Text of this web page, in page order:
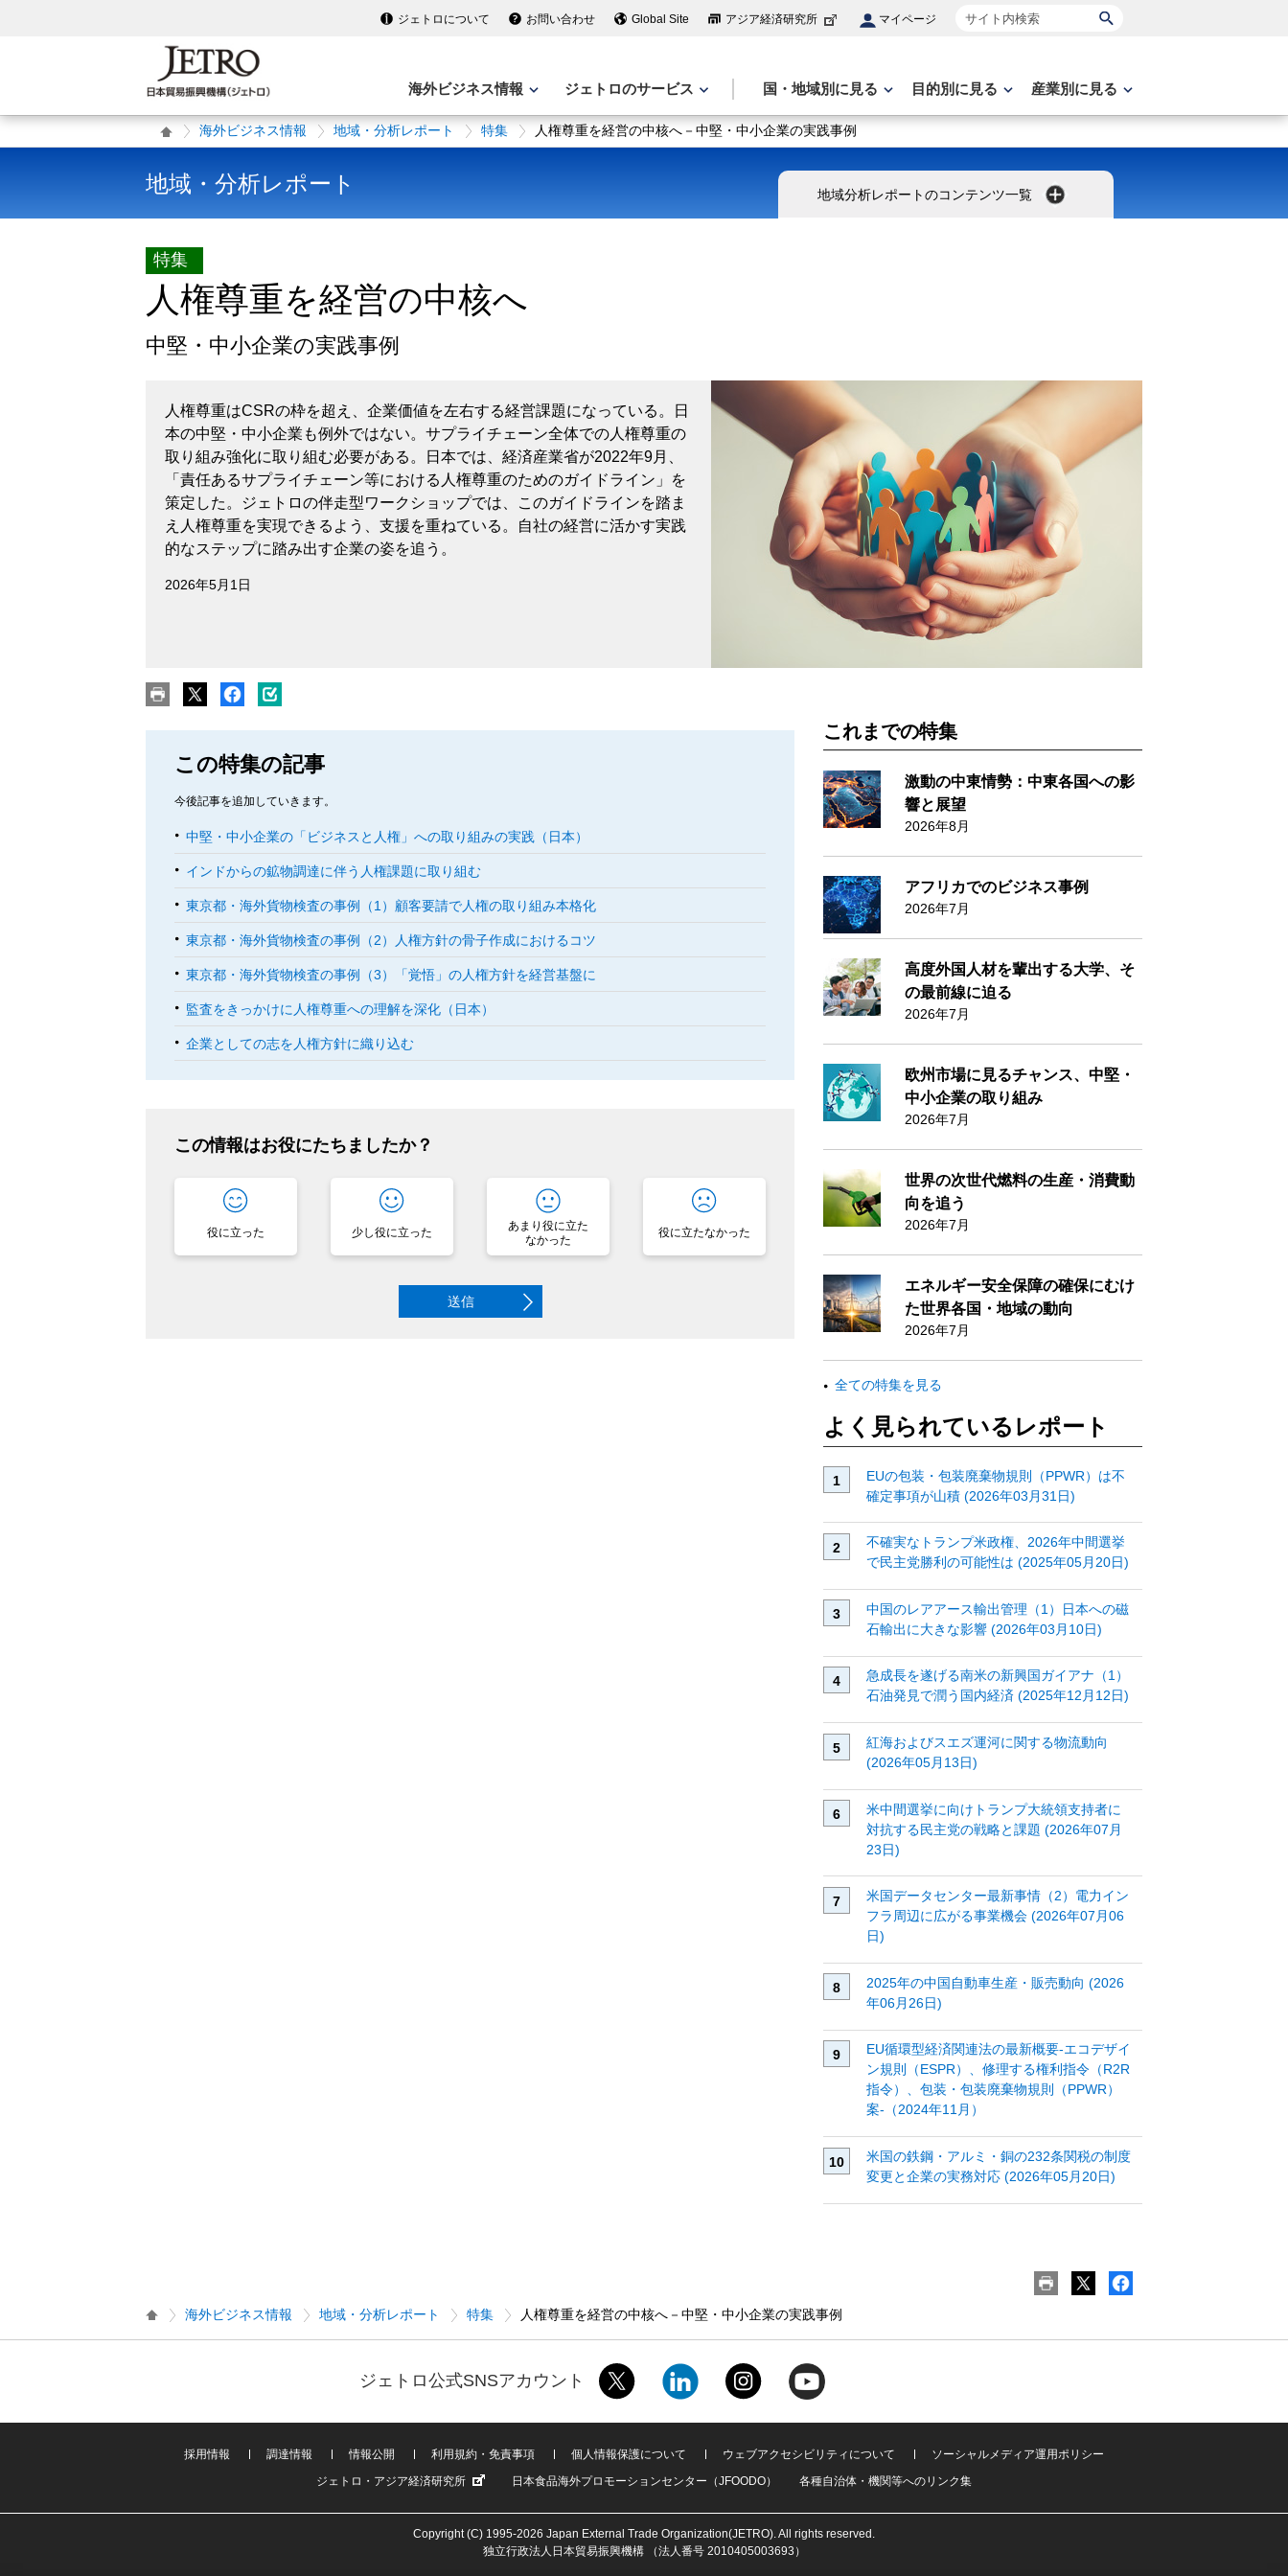
ジェトロについて お問い合わせ Global Site アジア経済研究所 マイページ サイト内検索
海外ビジネス情報 ジェトロのサービス 国・地域別に見る 目的別に見る 産業別に見る
海外ビジネス情報 地域・分析レポート 特集 人権尊重を経営の中核へ－中堅・中小企業の実践事例
地域・分析レポート 地域分析レポートのコンテンツ一覧
特集
人権尊重を経営の中核へ
中堅・中小企業の実践事例
人権尊重はCSRの枠を超え、企業価値を左右する経営課題になっている。日
本の中堅・中小企業も例外ではない。サプライチェーン全体での人権尊重の
取り組み強化に取り組む必要がある。日本では、経済産業省が2022年9月、
「責任あるサプライチェーン等における人権尊重のためのガイドライン」を
策定した。ジェトロの伴走型ワークショップでは、このガイドラインを踏ま
え人権尊重を実現できるよう、支援を重ねている。自社の経営に活かす実践
的なステップに踏み出す企業の姿を追う。
2026年5月1日
この特集の記事
今後記事を追加していきます。
中堅・中小企業の「ビジネスと人権」への取り組みの実践（日本）
インドからの鉱物調達に伴う人権課題に取り組む
東京都・海外貨物検査の事例（1）顧客要請で人権の取り組み本格化
東京都・海外貨物検査の事例（2）人権方針の骨子作成におけるコツ
東京都・海外貨物検査の事例（3）「覚悟」の人権方針を経営基盤に
監査をきっかけに人権尊重への理解を深化（日本）
企業としての志を人権方針に織り込む
この情報はお役にたちましたか？
役に立った 少し役に立った
あまり役に立た
なかった
役に立たなかった
送信
これまでの特集
激動の中東情勢：中東各国への影
響と展望
2026年8月
アフリカでのビジネス事例
2026年7月
高度外国人材を輩出する大学、そ
の最前線に迫る
2026年7月
欧州市場に見るチャンス、中堅・
中小企業の取り組み
2026年7月
世界の次世代燃料の生産・消費動
向を追う
2026年7月
エネルギー安全保障の確保にむけ
た世界各国・地域の動向
2026年7月
全ての特集を見る
よく見られているレポート
EUの包装・包装廃棄物規則（PPWR）は不
確定事項が山積 (2026年03月31日)
不確実なトランプ米政権、2026年中間選挙
で民主党勝利の可能性は (2025年05月20日)
中国のレアアース輸出管理（1）日本への磁
石輸出に大きな影響 (2026年03月10日)
急成長を遂げる南米の新興国ガイアナ（1）
石油発見で潤う国内経済 (2025年12月12日)
紅海およびスエズ運河に関する物流動向
(2026年05月13日)
米中間選挙に向けトランプ大統領支持者に
対抗する民主党の戦略と課題 (2026年07月
23日)
米国データセンター最新事情（2）電力イン
フラ周辺に広がる事業機会 (2026年07月06
日)
2025年の中国自動車生産・販売動向 (2026
年06月26日)
EU循環型経済関連法の最新概要‐エコデザイ
ン規則（ESPR）、修理する権利指令（R2R
指令）、包装・包装廃棄物規則（PPWR）
案‐（2024年11月）
米国の鉄鋼・アルミ・銅の232条関税の制度
変更と企業の実務対応 (2026年05月20日)
海外ビジネス情報 地域・分析レポート 特集 人権尊重を経営の中核へ－中堅・中小企業の実践事例
ジェトロ公式SNSアカウント
採用情報 調達情報 情報公開 利用規約・免責事項 個人情報保護について ウェブアクセシビリティについて
ソーシャルメディア運用ポリシー
ジェトロ・アジア経済研究所
日本食品海外プロモーションセンター（JFOODO） 各種自治体・機関等へのリンク集
Copyright (C) 1995-2026 Japan External Trade Organization(JETRO). All rights reserved.
独立行政法人日本貿易振興機構 （法人番号 2010405003693）